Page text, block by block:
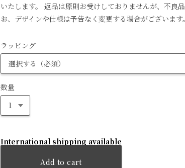
いたします。 返品は原則お受けしておりませんが、不良
お、デザインや仕様は予告なく変更する場合がございます。
ラッピング
数量
International shipping available
Add to cart